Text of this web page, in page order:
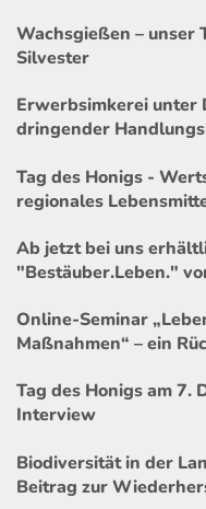
Wachsgießen – unser
Silvester
Erwerbsimkerei unter
dringender
Tag des Honigs -
regionales
Ab jetzt bei uns
"Bestäuber.Leben."
Online-Seminar
Maßnahmen“ – ein
Tag des Honigs am 7.
Interview
Biodiversität in der
Beitrag zur